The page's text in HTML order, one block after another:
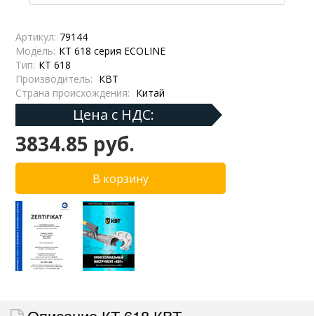
Артикул: 79144
Модель: КТ 618 серия ECOLINE
Тип: КТ 618
Производитель: КВТ
Страна происхождения: Китай
Цена с НДС:
3834.85 руб.